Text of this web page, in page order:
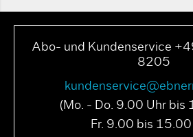
Abo- und Kundenservice
8205
(Mo. - Do. 9.00 Uhr bis
Fr. 9.00 bis 15.00